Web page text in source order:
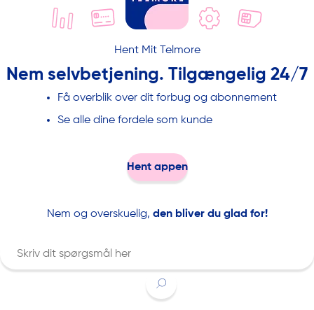
dagene mellem d. 10. og 15. den efterfølgende måned
Hent Mit Telmore
Nem selvbetjening. Tilgængelig 24/7
Få overblik over dit forbug og abonnement
Se alle dine fordele som kunde
Hent appen
Nem og overskuelig, den bliver du glad for!